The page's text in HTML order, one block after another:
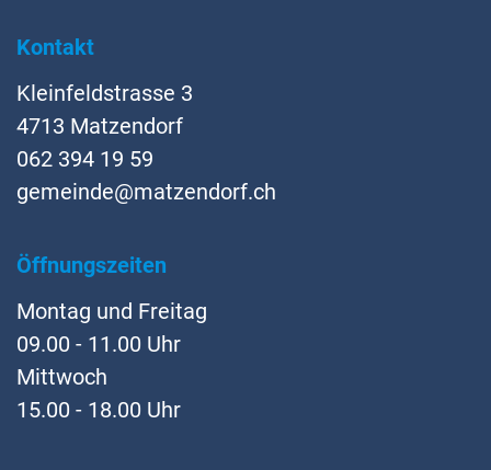
Kontakt
Kleinfeldstrasse 3
4713 Matzendorf
062 394 19 59
gemeinde@matzendorf.ch
Öffnungszeiten
Montag und Freitag
09.00 - 11.00 Uhr
Mittwoch
15.00 - 18.00 Uhr